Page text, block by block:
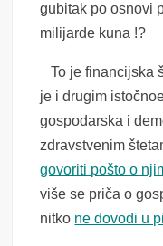
gubitak po osnovi
milijarde kuna !?
To je financijska
je i drugim
gospodarska i
zdravstvenim
govoriti pošto o
više se priča o
nitko ne dovodi u